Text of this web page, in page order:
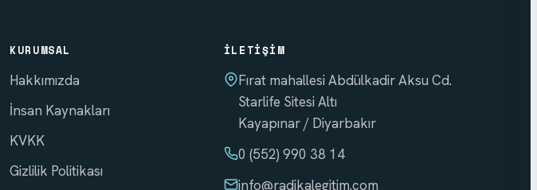
KURUMSAL
Hakkımızda
İnsan Kaynakları
KVKK
Gizlilik Politikası
İLETIŞIM
Fırat mahallesi Abdülkadir Aksu Cd.
Starlife Sitesi Altı
Kayapınar / Diyarbakır
0 (552) 990 38 14
info@radikalegitim.com